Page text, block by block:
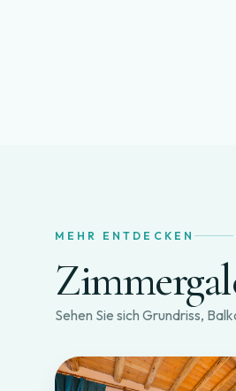
MEHR ENTDECKEN
Sehen Sie sich Grundriss,